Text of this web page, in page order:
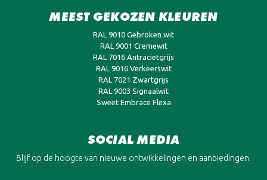
MEEST GEKOZEN KLEUREN
RAL 9010 Gebroken wit
RAL 9001 Cremewit
RAL 7016 Antracietgrijs
RAL 9016 Verkeerswit
RAL 7021 Zwartgrijs
RAL 9003 Signaalwit
Sweet Embrace Flexa
SOCIAL MEDIA
Blijf op de hoogte van nieuwe ontwikkelingen en aanbiedingen.